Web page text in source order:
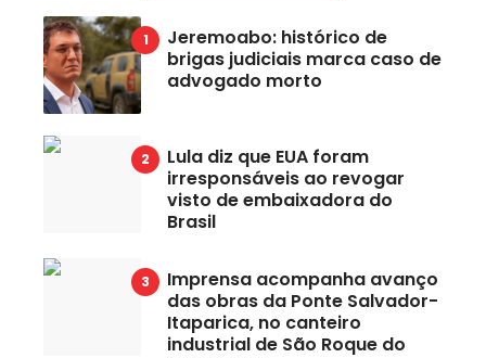
Jeremoabo: histórico de
brigas judiciais marca caso de
advogado morto
Lula diz que EUA foram
irresponsáveis ao revogar
visto de embaixadora do
Brasil
Imprensa acompanha avanço
das obras da Ponte Salvador-
Itaparica, no canteiro
industrial de São Roque do